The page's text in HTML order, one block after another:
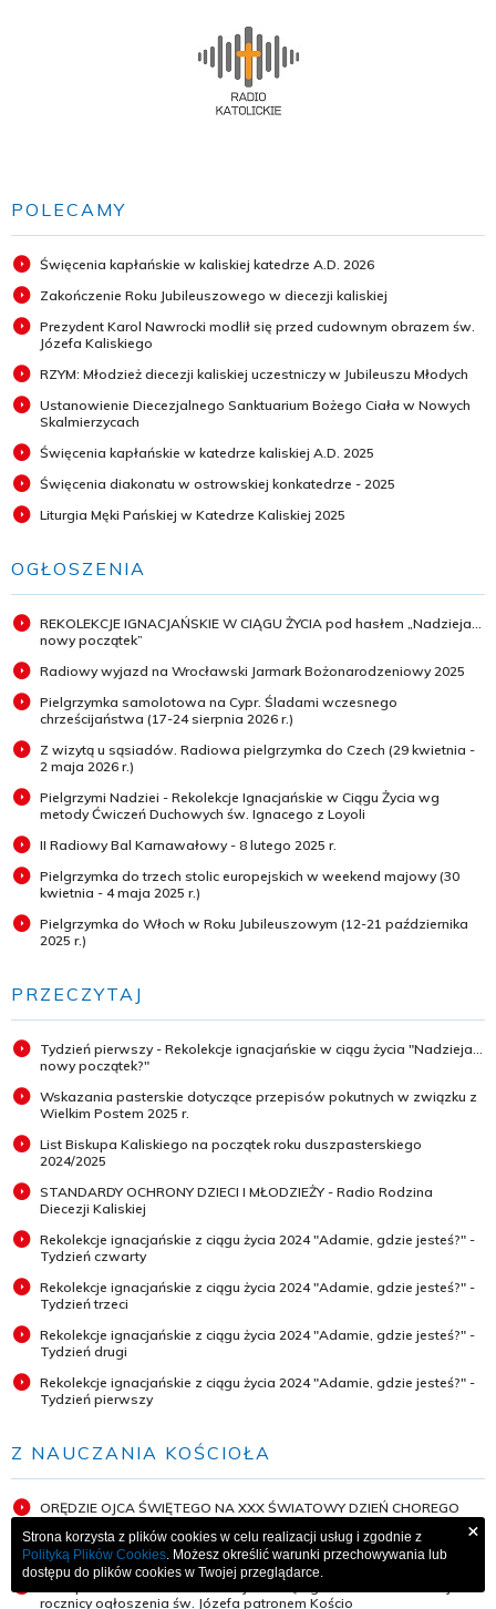
POLECAMY
Święcenia kapłańskie w kaliskiej katedrze A.D. 2026
Zakończenie Roku Jubileuszowego w diecezji kaliskiej
Prezydent Karol Nawrocki modlił się przed cudownym obrazem św.
Józefa Kaliskiego
RZYM: Młodzież diecezji kaliskiej uczestniczy w Jubileuszu Młodych
Ustanowienie Diecezjalnego Sanktuarium Bożego Ciała w Nowych
Skalmierzycach
Święcenia kapłańskie w katedrze kaliskiej A.D. 2025
Święcenia diakonatu w ostrowskiej konkatedrze - 2025
Liturgia Męki Pańskiej w Katedrze Kaliskiej 2025
OGŁOSZENIA
REKOLEKCJE IGNACJAŃSKIE W CIĄGU ŻYCIA pod hasłem „Nadzieja...
nowy początek”
Radiowy wyjazd na Wrocławski Jarmark Bożonarodzeniowy 2025
Pielgrzymka samolotowa na Cypr. Śladami wczesnego
chrześcijaństwa (17-24 sierpnia 2026 r.)
Z wizytą u sąsiadów. Radiowa pielgrzymka do Czech (29 kwietnia -
2 maja 2026 r.)
Pielgrzymi Nadziei - Rekolekcje Ignacjańskie w Ciągu Życia wg
metody Ćwiczeń Duchowych św. Ignacego z Loyoli
II Radiowy Bal Karnawałowy - 8 lutego 2025 r.
Pielgrzymka do trzech stolic europejskich w weekend majowy (30
kwietnia - 4 maja 2025 r.)
Pielgrzymka do Włoch w Roku Jubileuszowym (12-21 października
2025 r.)
PRZECZYTAJ
Tydzień pierwszy - Rekolekcje ignacjańskie w ciągu życia "Nadzieja...
nowy początek?"
Wskazania pasterskie dotyczące przepisów pokutnych w związku z
Wielkim Postem 2025 r.
List Biskupa Kaliskiego na początek roku duszpasterskiego
2024/2025
STANDARDY OCHRONY DZIECI I MŁODZIEŻY - Radio Rodzina
Diecezji Kaliskiej
Rekolekcje ignacjańskie z ciągu życia 2024 "Adamie, gdzie jesteś?" -
Tydzień czwarty
Rekolekcje ignacjańskie z ciągu życia 2024 "Adamie, gdzie jesteś?" -
Tydzień trzeci
Rekolekcje ignacjańskie z ciągu życia 2024 "Adamie, gdzie jesteś?" -
Tydzień drugi
Rekolekcje ignacjańskie z ciągu życia 2024 "Adamie, gdzie jesteś?" -
Tydzień pierwszy
Z NAUCZANIA KOŚCIOŁA
ORĘDZIE OJCA ŚWIĘTEGO NA XXX ŚWIATOWY DZIEŃ CHOREGO
Orędzie Papieża Franciszka na 58. Światowy Dzień Modlitw o
Powołania
rocznicy ogłoszenia św. Józefa patronem Kościo
Strona korzysta z plików cookies w celu realizacji usług i zgodnie z
Polityką Plików Cookies. Możesz określić warunki przechowywania lub
dostępu do plików cookies w Twojej przeglądarce.
×